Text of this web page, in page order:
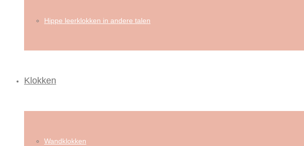
Hippe leerklokken in andere talen
Klokken
Wandklokken